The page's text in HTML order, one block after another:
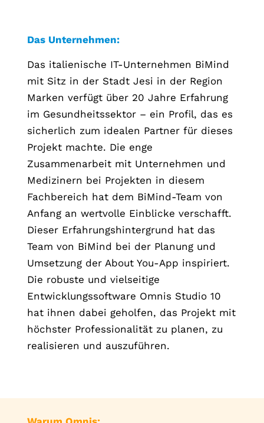
Das Unternehmen:
Das italienische IT-Unternehmen BiMind
mit Sitz in der Stadt Jesi in der Region
Marken verfügt über 20 Jahre Erfahrung
im Gesundheitssektor – ein Profil, das es
sicherlich zum idealen Partner für dieses
Projekt machte. Die enge
Zusammenarbeit mit Unternehmen und
Medizinern bei Projekten in diesem
Fachbereich hat dem BiMind-Team von
Anfang an wertvolle Einblicke verschafft.
Dieser Erfahrungshintergrund hat das
Team von BiMind bei der Planung und
Umsetzung der About You-App inspiriert.
Die robuste und vielseitige
Entwicklungssoftware Omnis Studio 10
hat ihnen dabei geholfen, das Projekt mit
höchster Professionalität zu planen, zu
realisieren und auszuführen.